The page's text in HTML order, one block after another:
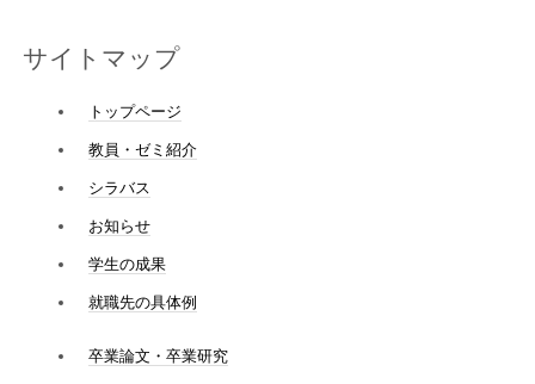
サイトマップ
トップページ
教員・ゼミ紹介
シラバス
お知らせ
学生の成果
就職先の具体例
卒業論文・卒業研究